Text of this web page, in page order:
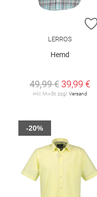
LERROS
Hemd
49,99 € 39,99 €
inkl. MwSt. zzgl. Versand
-20%